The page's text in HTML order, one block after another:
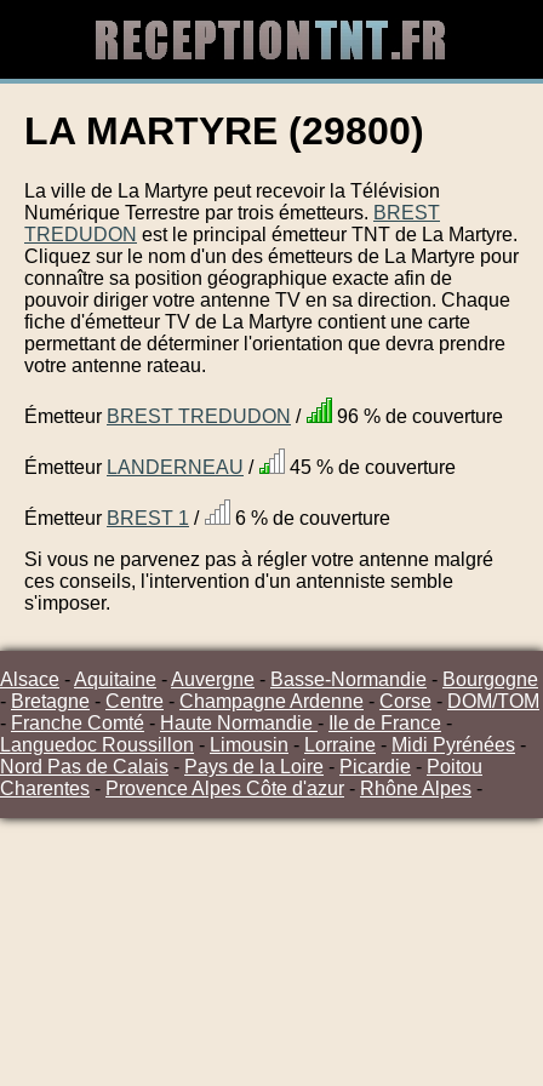
LA MARTYRE (29800)
La ville de La Martyre peut recevoir la Télévision
Numérique Terrestre par trois émetteurs. BREST
TREDUDON est le principal émetteur TNT de La Martyre.
Cliquez sur le nom d'un des émetteurs de La Martyre pour
connaître sa position géographique exacte afin de
pouvoir diriger votre antenne TV en sa direction. Chaque
fiche d'émetteur TV de La Martyre contient une carte
permettant de déterminer l'orientation que devra prendre
votre antenne rateau.
Émetteur BREST TREDUDON / 96 % de couverture
Émetteur LANDERNEAU / 45 % de couverture
Émetteur BREST 1 /
6 % de couverture
Si vous ne parvenez pas à régler votre antenne malgré
ces conseils, l'intervention d'un antenniste semble
s'imposer.
Alsace -Aquitaine -Auvergne - Basse-Normandie - Bourgogne
- Bretagne - Centre - Champagne Ardenne - Corse - DOM/TOM
- Franche Comté - Haute Normandie - Ile de France -
Languedoc Roussillon - Limousin - Lorraine - Midi Pyrénées -
Nord Pas de Calais - Pays de la Loire - Picardie - Poitou
Charentes - Provence Alpes Côte d'azur - Rhône Alpes -